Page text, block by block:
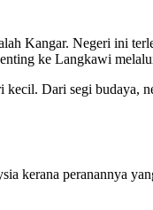
Kangar. Negeri ini
ke Langkawi
Dari segi
kerana peranannya